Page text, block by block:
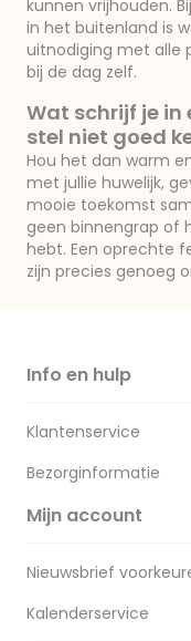
kunnen vrijhouden.
in het buitenland is
uitnodiging met alle
bij de dag zelf.
Wat schrijf je in
stel niet goed
Hou het dan warm
met jullie huwelijk,
mooie toekomst
geen binnengrap of
hebt. Een oprechte
zijn precies genoeg
Info en hulp
Klantenservice
Bezorginformatie
Mijn account
Nieuwsbrief
Kalenderservice